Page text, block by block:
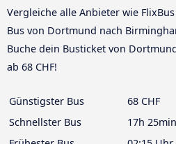
Vergleiche alle Anbieter wie
Bus von Dortmund nach
Buche dein Busticket von
ab 68 CHF!
Günstigster Bus
68 CHF
Schnellster Bus
17h 25min